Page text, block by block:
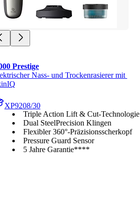
Prestige
Nass- und Trockenrasierer mit
XP9208/30
Triple Action Lift & Cut-Technologie
Dual SteelPrecision Klingen
Flexibler 360°-Präzisionsscherkopf
Pressure Guard Sensor
5 Jahre Garantie****